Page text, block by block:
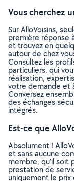
Vous cherchez
Sur AlloVoisins,
première réponse
et trouvez en
autour de chez
Consultez les
particuliers, qui
réalisation,
votre demande et
Conversez
des échanges
intégrés.
Est-ce que
Absolument !
et sans aucune
membre, qu’il soit
prestation de
uniquement le